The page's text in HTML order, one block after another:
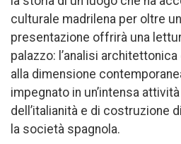
culturale madrilena per oltre
presentazione offrirà una
palazzo: l’analisi
alla dimensione
impegnato in un’intensa
dell’italianità e di costruzione
la società spagnola.